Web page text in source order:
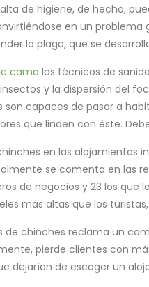
de higiene, de hecho,
en un
la plaga, que se
cama los técnicos de
y la dispersión del
capaces de pasar a
que linden con éste.
en las alojamientos
se comenta en las
de negocios y 23 los
más altas que los turistas,
chinches reclama un
pierde clientes con
dejarían de escoger un